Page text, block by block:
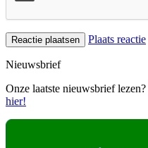
Plaats reactie
Nieuwsbrief
Onze laatste nieuwsbrief lezen?
hier!